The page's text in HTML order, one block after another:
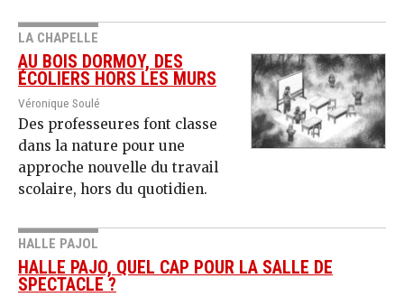
LA CHAPELLE
AU BOIS DORMOY, DES
ÉCOLIERS HORS LES MURS
Véronique Soulé
Des professeures font classe
dans la nature pour une
approche nouvelle du travail
scolaire, hors du quotidien.
HALLE PAJOL
HALLE PAJO, QUEL CAP POUR LA SALLE DE
SPECTACLE ?